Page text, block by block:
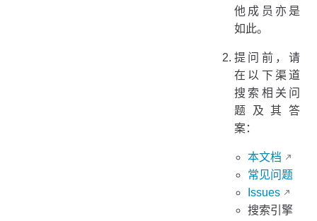
他成员亦是
如此。
提问前，请
在以下渠道
搜索相关问
题及其答
案：
本文档
常见问题
Issues
搜索引擎